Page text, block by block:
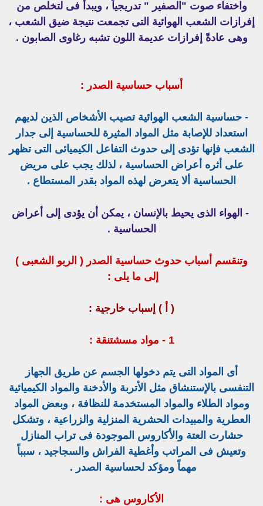
واختفاء صوت "الصفير " تدريجياً ، ويبدأ فى لتخلص من
إفرازات الشعب الهوائية التى تجمعت نتيجة ضيق الشعب ،
وهى عادةً إفرازات عديمة اللون تشبه رغاوى الصابون .
أسباب حساسية الصدر :
- حساسية الشعب الهوائية تصيب الأشخاص الذين لديهم
استعداد للإصابة مثل المواد المثيرة للحساسية إلى جدار
الشعب فإنها تؤدى إلى حدوث التفاعل الكيميائى التى تظهر
على أثره أعراض الحساسية ، لذلك يجب على مريض
الحساسية ألا يتعرض لهذه المواد بقدر المستطاع .
- الهواء الذى يحيط بالإنسان ، يمكن أن يؤدى إلى أعراض
الحساسية .
وتنقسم أسباب حدوث حساسية الصدر ( الربو الشعبى )
إلى ما يلى :
( أ ) إسباب خارجية :
1 - مواد مسشتنقة :
أى المواد التى يتم دخولها الجسم عن طريق الجهاز
التنفسى بالإستنشاق مثل الأتربة والأدخنة والمواد الكيميائية
ومواد الطلاء والمواد المستخدمة للنظافة ، وبعض المواد
العطرية والمبيدات الحشرية المنزلية والزراعية ، وتشكل
حشارت العتة والأكاروس الموجودة فى تراب المنازل
وتعيش فى المراتب وأغطية الفراش والسجاجيد ، سبباً
مهماً ومؤكد لحساسية الصدر .
الأكاروس هى :